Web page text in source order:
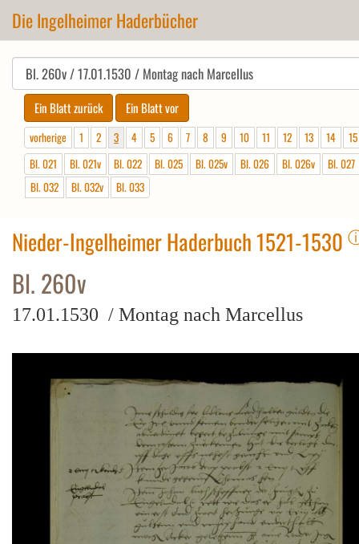
Die Ingelheimer Haderbücher
vorherige 1 2 3 4 5 6 7 8 9 10 11 12 13 14
15
Bl. 021
Bl. 021v Bl. 022 Bl. 025 Bl. 025v Bl. 026 Bl. 026v
Bl. 027
Bl. 032
Bl. 032v Bl. 033
Nieder-Ingelheimer Haderbuch 1521-1530
Bl. 260v
17.01.1530 / Montag nach Marcellus